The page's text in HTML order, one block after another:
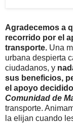
Agradecemos a
recorrido por el
transporte. Una
urbana despierta
ciudadanos, y
sus beneficios,
el apoyo
Comunidad de
transporte.
la elijan cuando